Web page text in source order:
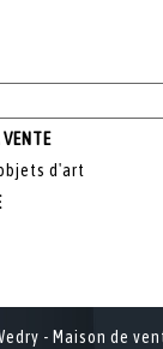
d'art